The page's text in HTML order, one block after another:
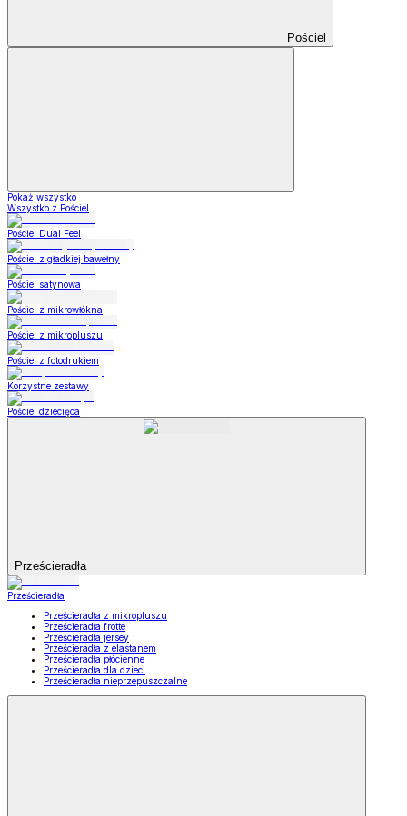
Pościel
Pokaż wszystko
Wszystko z Pościel
Pościel Dual Feel
Pościel z gładkiej bawełny
Pościel satynowa
Pościel z mikrowłókna
Pościel z mikropluszu
Pościel z fotodrukiem
Korzystne zestawy
Pościel dziecięca
Prześcieradła
Prześcieradła
Prześcieradła z mikropluszu
Prześcieradła frotte
Prześcieradła jersey
Prześcieradła z elastanem
Prześcieradła płócienne
Prześcieradła dla dzieci
Prześcieradła nieprzepuszczalne